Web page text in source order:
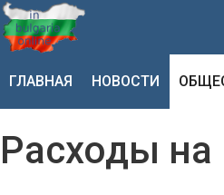
ГЛАВНАЯ НОВОСТИ
Расходы на